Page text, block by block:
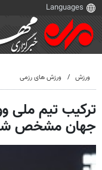
ورزش ورزش های رزمی
ترکیب تیم ملی
جهان مشخص